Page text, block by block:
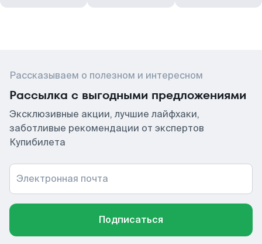
Рассказываем о полезном и интересном
Рассылка с выгодными предложениями
Эксклюзивные акции, лучшие лайфхаки,
заботливые рекомендации от экспертов
Купибилета
Электронная почта
Подписаться